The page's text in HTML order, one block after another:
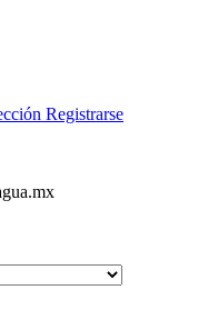
Registrarse